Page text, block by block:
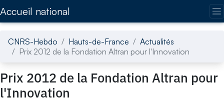
Accueil national
CNRS-Hebdo Hauts-de-France
Actualités
Prix 2012 de la Fondation Altran pour l'Innovation
Prix 2012 de la Fondation Altran pour
l'Innovation